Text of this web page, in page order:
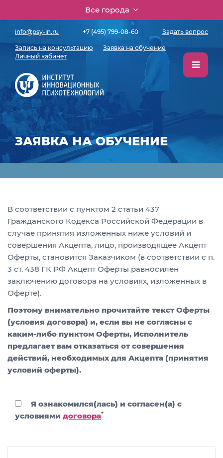
Все города
info@psy-in.ru +7 (495) 799-08-60 Задать вопрос
Запись на консультацию
Заявка на обучение
Личный кабинет
ЗАЯВКА НА ОБУЧЕНИЕ
В соответствии с пунктом 2 статьи 437
Гражданского Кодекса Российской Федерации в
случае принятия изложенных ниже условий и
совершения Акцепта, лицо, производящее Акцепт
Оферты, становится Заказчиком (в соответствии с п.
3 ст. 438 ГК РФ Акцепт Оферты равносилен
заключению договора на условиях, изложенных в
Оферте).
Поэтому внимательно прочитайте текст Оферты
(условия договора) и, если вы не согласны с
каким-либо пунктом Оферты, Исполнитель
предлагает вам отказаться от совершения
действий, необходимых для Акцепта (принятия
условий оферты).
Я ознакомился(лась) и согласен(а) с
условиями договора*